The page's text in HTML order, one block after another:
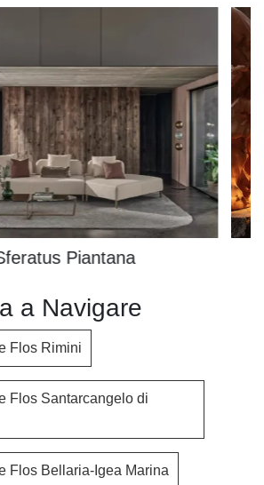
Piantana
a Navigare
Flos Rimini
Flos Santarcangelo di
Flos Bellaria-Igea Marina